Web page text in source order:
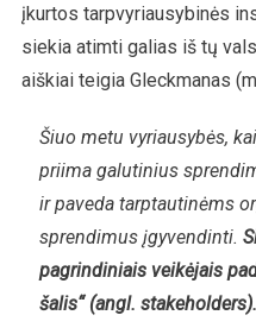
įkurtos tarpvyriausybinės
siekia atimti galias iš tų
aiškiai teigia Gleckmanas
Šiuo metu vyriausybės,
priima galutinius
ir paveda tarptautinėms
sprendimus įgyvendinti.
pagrindiniais veikėjais
šalis“ (angl. stakeholders).